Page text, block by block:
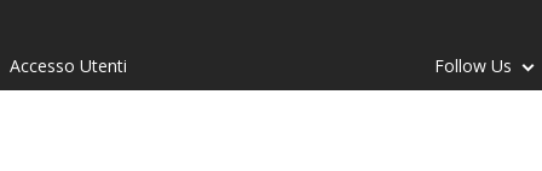
Accesso Utenti Follow Us